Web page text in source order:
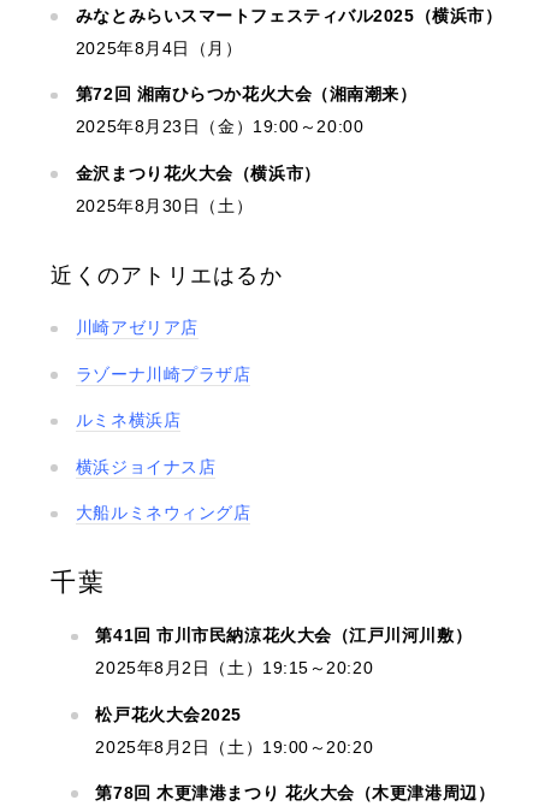
みなとみらいスマートフェスティバル2025（横浜市）
2025年8月4日（月）
第72回 湘南ひらつか花火大会（湘南潮来）
2025年8月23日（金）19:00～20:00
金沢まつり花火大会（横浜市）
2025年8月30日（土）
近くのアトリエはるか
川崎アゼリア店
ラゾーナ川崎プラザ店
ルミネ横浜店
横浜ジョイナス店
大船ルミネウィング店
千葉
第41回 市川市民納涼花火大会（江戸川河川敷）
2025年8月2日（土）19:15～20:20
松戸花火大会2025
2025年8月2日（土）19:00～20:20
第78回 木更津港まつり 花火大会（木更津港周辺）